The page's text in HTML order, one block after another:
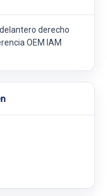
derecho
OEM IAM